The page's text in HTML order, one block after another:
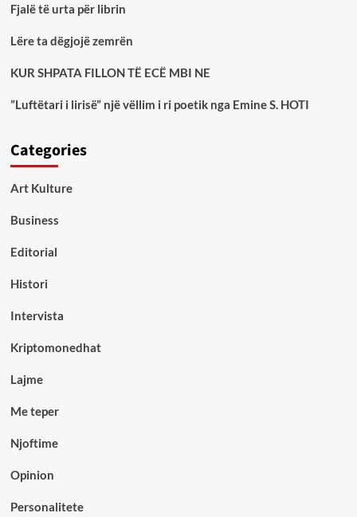
Fjalë të urta për librin
Lëre ta dëgjojë zemrën
KUR SHPATA FILLON TË ECË MBI NE
”Luftëtari i lirisë” një vëllim i ri poetik nga Emine S. HOTI
Categories
Art Kulture
Business
Editorial
Histori
Intervista
Kriptomonedhat
Lajme
Me teper
Njoftime
Opinion
Personalitete